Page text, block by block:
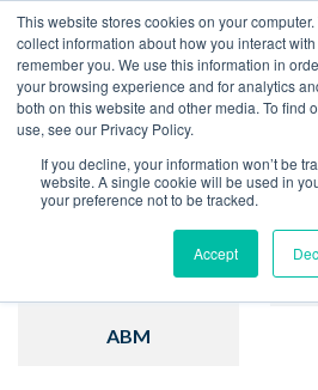
This website stores cookies on your
collect information about how you interact
remember you. We use this information in
your browsing experience and for analytics
both on this website and other media. To find
use, see our Privacy Policy.
If you decline, your information won’t be
website. A single cookie will be used in
your preference not to be tracked.
Accept
Home Blog
Inbound Marketing
Estratégia
ABM